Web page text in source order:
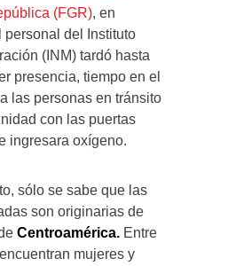
(FGR), en
personal del Instituto
(INM) tardó hasta
presencia, tiempo en el
las personas en tránsito
con las puertas
ingresara oxígeno.
sólo se sabe que las
son originarias de
Centroamérica. Entre
mujeres y